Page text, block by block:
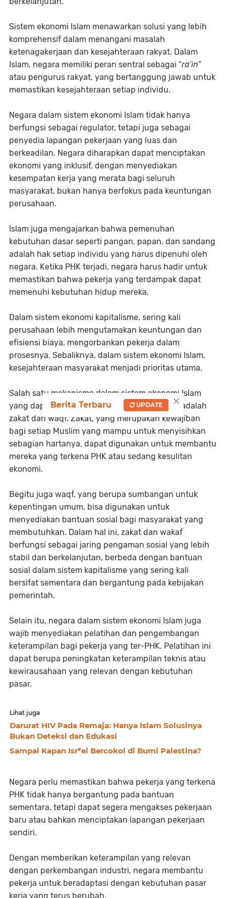
Sistem ekonomi Islam menawarkan solusi yang lebih
komprehensif dalam menangani masalah
ketenagakerjaan dan kesejahteraan rakyat. Dalam
Islam, negara memiliki peran sentral sebagai “ra’in”
atau pengurus rakyat, yang bertanggung jawab untuk
memastikan kesejahteraan setiap individu.
Negara dalam sistem ekonomi Islam tidak hanya
berfungsi sebagai regulator, tetapi juga sebagai
penyedia lapangan pekerjaan yang luas dan
berkeadilan. Negara diharapkan dapat menciptakan
ekonomi yang inklusif, dengan menyediakan
kesempatan kerja yang merata bagi seluruh
masyarakat, bukan hanya berfokus pada keuntungan
perusahaan.
Islam juga mengajarkan bahwa pemenuhan
kebutuhan dasar seperti pangan, papan, dan sandang
adalah hak setiap individu yang harus dipenuhi oleh
negara. Ketika PHK terjadi, negara harus hadir untuk
memastikan bahwa pekerja yang terdampak dapat
memenuhi kebutuhan hidup mereka.
Dalam sistem ekonomi kapitalisme, sering kali
perusahaan lebih mengutamakan keuntungan dan
efisiensi biaya, mengorbankan pekerja dalam
prosesnya. Sebaliknya, dalam sistem ekonomi Islam,
kesejahteraan masyarakat menjadi prioritas utama.
Salah satu mekanisme dalam sistem ekonomi Islam
yang dapat mendukung kesejahteraan sosial adalah
zakat dan waqf. Zakat, yang merupakan kewajiban
bagi setiap Muslim yang mampu untuk menyisihkan
sebagian hartanya, dapat digunakan untuk membantu
mereka yang terkena PHK atau sedang kesulitan
ekonomi.
Begitu juga waqf, yang berupa sumbangan untuk
kepentingan umum, bisa digunakan untuk
menyediakan bantuan sosial bagi masyarakat yang
membutuhkan. Dalam hal ini, zakat dan wakaf
berfungsi sebagai jaring pengaman sosial yang lebih
stabil dan berkelanjutan, berbeda dengan bantuan
sosial dalam sistem kapitalisme yang sering kali
bersifat sementara dan bergantung pada kebijakan
pemerintah.
Selain itu, negara dalam sistem ekonomi Islam juga
wajib menyediakan pelatihan dan pengembangan
keterampilan bagi pekerja yang ter-PHK. Pelatihan ini
dapat berupa peningkatan keterampilan teknis atau
kewirausahaan yang relevan dengan kebutuhan
pasar.
Lihat juga
Darurat HIV Pada Remaja: Hanya Islam Solusinya
Bukan Deteksi dan Edukasi
Sampai Kapan Isr*el Bercokol di Bumi Palestina?
Negara perlu memastikan bahwa pekerja yang terkena
PHK tidak hanya bergantung pada bantuan
sementara, tetapi dapat segera mengakses pekerjaan
baru atau bahkan menciptakan lapangan pekerjaan
sendiri.
Dengan memberikan keterampilan yang relevan
dengan perkembangan industri, negara membantu
pekerja untuk beradaptasi dengan kebutuhan pasar
kerja yang terus berubah.
×
Berita Terbaru UPDATE